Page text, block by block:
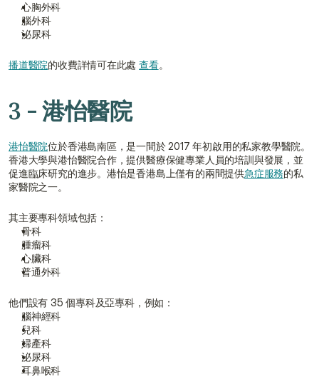
心胸外科
腦外科
泌尿科
播道醫院的收費詳情可在此處 查看。
3 - 港怡醫院
港怡醫院位於香港島南區，是一間於 2017 年初啟用的私家教學醫院。
香港大學與港怡醫院合作，提供醫療保健專業人員的培訓與發展，並
促進臨床研究的進步。港怡是香港島上僅有的兩間提供急症服務的私
家醫院之一。
其主要專科領域包括：
骨科
腫瘤科
心臟科
普通外科
他們設有 35 個專科及亞專科，例如：
腦神經科
兒科
婦產科
泌尿科
耳鼻喉科